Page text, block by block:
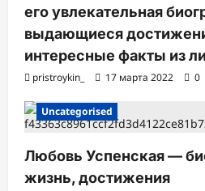
его увлекательная
выдающиеся
интересные факты из
pristroykin_ 17 марта 2022 0
Uncategorised
Любовь Успенская —
жизнь, достижения